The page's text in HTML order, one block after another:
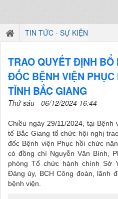
TIN TỨC - SỰ KIỆN
TRAO QUYẾT ĐỊNH BỔ
ĐỐC BỆNH VIỆN
TỈNH BẮC GIANG
Thứ sáu - 06/12/2024 16:44
Chiều ngày 29/11/2024, tại
tế Bắc Giang tổ chức hội nghị
đốc Bệnh viện Phục hồi chức
có đồng chí Nguyễn Văn Bình,
phòng Tổ chức hành chính Sở
Đảng ủy, BCH Công đoàn, lãnh
bệnh viện.